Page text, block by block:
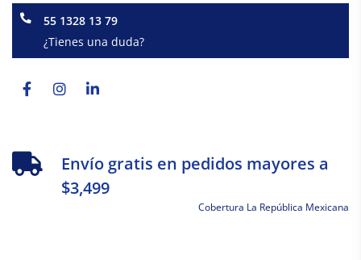
55 1328 13 79
¿Tienes una duda?
f
Envío gratis en pedidos mayores a
$3,499
Cobertura La República Mexicana